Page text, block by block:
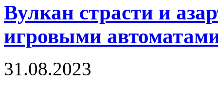
Вулкан страсти и
игровыми
31.08.2023